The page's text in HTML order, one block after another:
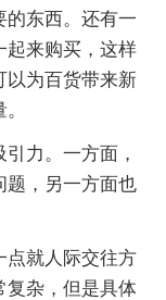
的东西。还有一
起来购买，这样
以为百货带来新
力。一方面，
题，另一方面也
就人际交往方
复杂，但是具体